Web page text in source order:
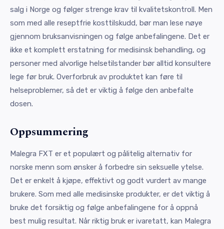
salg i Norge og følger strenge krav til kvalitetskontroll. Men
som med alle reseptfrie kosttilskudd, bør man lese nøye
gjennom bruksanvisningen og følge anbefalingene. Det er
ikke et komplett erstatning for medisinsk behandling, og
personer med alvorlige helsetilstander bør alltid konsultere
lege før bruk. Overforbruk av produktet kan føre til
helseproblemer, så det er viktig å følge den anbefalte
dosen.
Oppsummering
Malegra FXT er et populært og pålitelig alternativ for
norske menn som ønsker å forbedre sin seksuelle ytelse.
Det er enkelt å kjøpe, effektivt og godt vurdert av mange
brukere. Som med alle medisinske produkter, er det viktig å
bruke det forsiktig og følge anbefalingene for å oppnå
best mulig resultat. Når riktig bruk er ivaretatt, kan Malegra